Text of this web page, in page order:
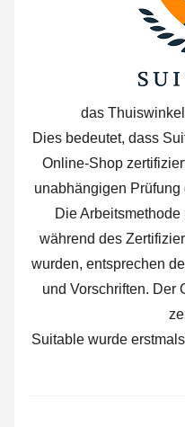
das
Dies bedeutet, dass
Online-Shop
unabhängigen Prüfung
Die
während des
wurden, entsprechen
und Vorschriften. Der
Suitable wurde